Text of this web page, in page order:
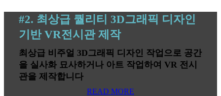
#2. 최상급 퀄리티 3D그래픽 디자인
기반 VR전시관 제작
최상급 비주얼 3D그래픽 디자인 작업으로 공간
을 실사화 묘사하거나 아트 작업하여 VR 전시
관을 제작합니다
READ MORE